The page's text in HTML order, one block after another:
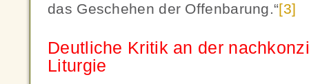
das Geschehen der Offenbarung.“[3]
Deutliche Kritik an der
Liturgie